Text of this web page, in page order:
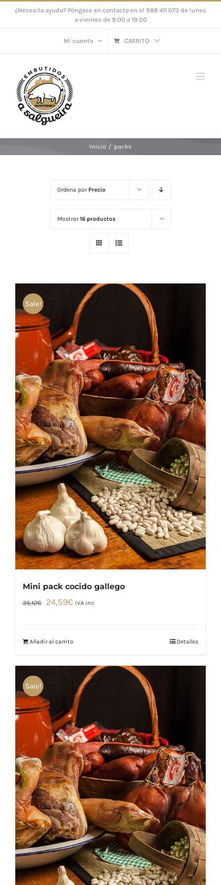
Saltar¿Necesita ayuda? Póngase en contacto en el 988 411 073 de lunes
a viernes de 9:00 a 19:00
Mi cuenta CARRITO
Inicio / packs
Ordena por Precio
Mostrar16 productos
Sale!
Mini pack cocido gallego
35,12€
El
era:
24,59€El
es:
IVA inc
Añadir al carrito Detalles
Sale!